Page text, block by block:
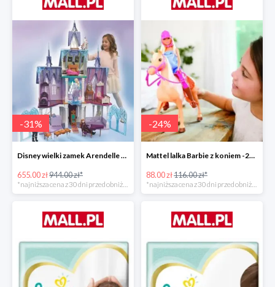
-31%
Disney wielki zamek Arendelle Frozen 2 -30%
655.00 zł944.00 zł*
-24%
Mattel lalka Barbie z koniem -24%
88.00 zł116.00 zł*